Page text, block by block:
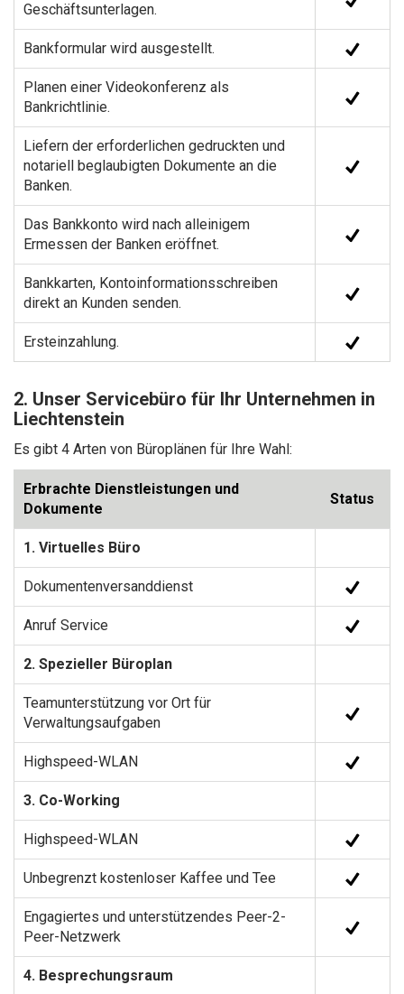
Geschäftsunterlagen.
Bankformular wird ausgestellt.
Planen einer Videokonferenz als
Bankrichtlinie.
Liefern der erforderlichen gedruckten und
notariell beglaubigten Dokumente an die
Banken.
Das Bankkonto wird nach alleinigem
Ermessen der Banken eröffnet.
Bankkarten, Kontoinformationsschreiben
direkt an Kunden senden.
Ersteinzahlung.
2. Unser Servicebüro für Ihr Unternehmen in
Liechtenstein
Es gibt 4 Arten von Büroplänen für Ihre Wahl:
Erbrachte Dienstleistungen und
Dokumente
Status
1. Virtuelles Büro
Dokumentenversanddienst
Anruf Service
2. Spezieller Büroplan
Teamunterstützung vor Ort für
Verwaltungsaufgaben
Highspeed-WLAN
3. Co-Working
Highspeed-WLAN
Unbegrenzt kostenloser Kaffee und Tee
Engagiertes und unterstützendes Peer-2-
Peer-Netzwerk
4. Besprechungsraum